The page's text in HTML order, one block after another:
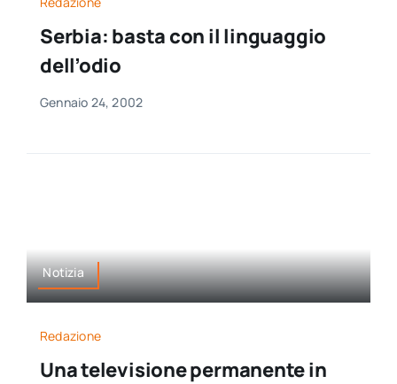
Serbia: basta con il linguaggio
dell’odio
Gennaio 24, 2002
Notizia
Redazione
Una televisione permanente in